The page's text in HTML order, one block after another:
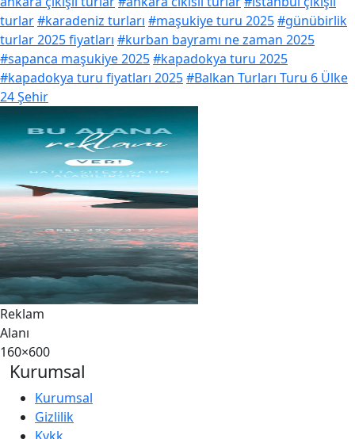
turlar#karadeniz turları #maşukiye turu 2025#günübirlik
turlar 2025 fiyatları #kurban bayramı ne zaman 2025
#sapanca maşukiye 2025#kapadokya turu 2025
#kapadokya turu fiyatları 2025#Balkan Turları Turu 6 Ülke
24 Şehir
Reklam
Alanı
160×600
Kurumsal
Kurumsal
Gizlilik